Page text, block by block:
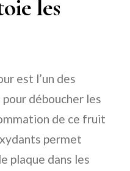
les
est l’un des
déboucher les
de ce fruit
permet
plaque dans les